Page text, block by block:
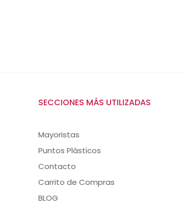
SECCIONES MÁS UTILIZADAS
Mayoristas
Puntos Plásticos
Contacto
Carrito de Compras
BLOG